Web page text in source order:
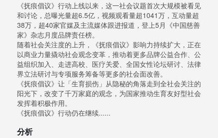
《抚痕倡议》行动上线以来，这一社会议题首次大规模被看见
和讨论，总曝光量超6.5亿，视频观看量超1041万，互动量超
38万，超40家官媒及主流媒体跟进报道，登上5月《中国慈善
家》杂志月度品牌责任榜。
随着社会关注度的上升，《抚痕倡议》影响力持续扩大，正在
以商业力量撬动社会观念变革，推动着更多品牌公益合作、公
益组织加入、走进高校、医疗关爱、全国女性论坛研讨、法律
界立法研讨与专项服务筹备等更多的社会面改善。
《抚痕倡议》让「生育损伤」从隐秘的角落走到全社会关注的
阳光下，改变了千万家庭的观念，为国家推动生育友好型社会
发挥着积极作用。
《抚痕倡议》行动仍在继续......
分析